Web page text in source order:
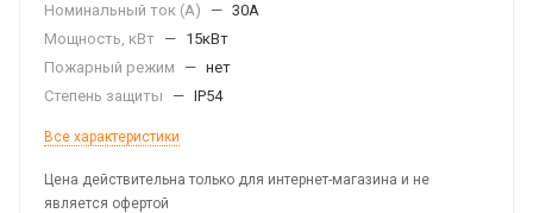
Номинальный ток (А)
— 30А
Мощность, кВт — 15кВт
Пожарный режим
— нет
Степень защиты
— IP54
Все характеристики
Цена действительна только для интернет-магазина и не
является офертой